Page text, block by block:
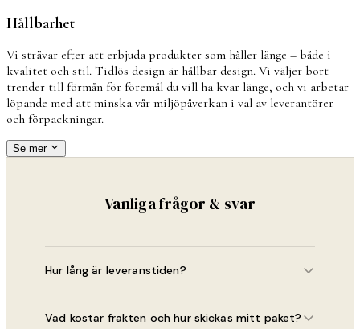
Hållbarhet
Vi strävar efter att erbjuda produkter som håller länge – både i
kvalitet och stil. Tidlös design är hållbar design. Vi väljer bort
trender till förmån för föremål du vill ha kvar länge, och vi arbetar
löpande med att minska vår miljöpåverkan i val av leverantörer
och förpackningar.
Se mer
Vanliga frågor & svar
Hur lång är leveranstiden?
Den totala leveranstiden är vanligtvis 1–4 vardagar
Vad kostar frakten och hur skickas mitt paket?